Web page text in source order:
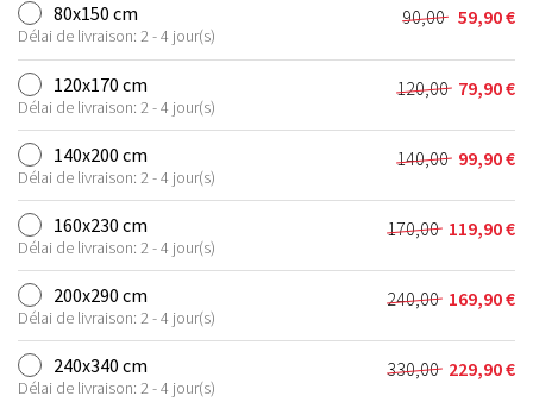
80x150 cm
Délai de livraison: 2 - 4 jour(s)
90,00
Le
prix
initial
était :
90,00 €.
59,90€
Le
prix
actuel
est :
59,90 €.
120x170 cm
Délai de livraison: 2 - 4 jour(s)
120,00
Le
prix
initial
était :
120,00 €.
79,90€
Le
prix
actuel
est :
79,90 €.
140x200 cm
Délai de livraison: 2 - 4 jour(s)
140,00
Le
prix
initial
était :
140,00 €.
99,90€
Le
prix
actuel
est :
99,90 €.
160x230 cm
Délai de livraison: 2 - 4 jour(s)
170,00
Le
prix
initial
était :
170,00 €.
119,90€
Le
prix
actuel
est :
119,90 €.
200x290 cm
Délai de livraison: 2 - 4 jour(s)
240,00
Le
prix
initial
était :
169,90€
Le
prix
actuel
est :
240x340 cm
Délai de livraison: 2 - 4 jour(s)
330,00
Le 229,90€
Le